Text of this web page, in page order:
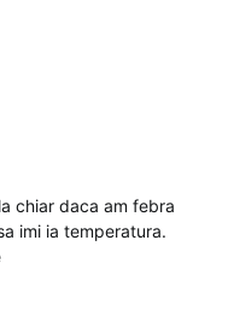
chiar daca am febra
imi ia temperatura.